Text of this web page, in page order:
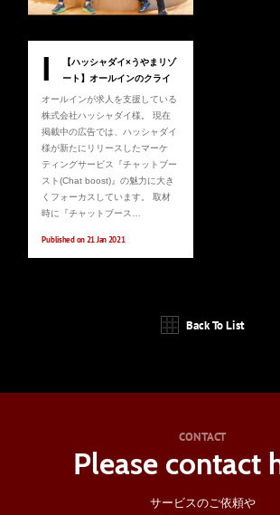
I
【ハッシャダイ×うやまリゾ
ート】オールインのクライ
アント間で生まれるシナジ
ー
オールインが求人を支援している
株式会社ハッシャダイ様。 現在
掲載中の広告では、ハッシャダイ
様が新たにリリースしたマーケ
ティングサービス『チャットブー
スト(Chat boost)』の魅力に大き
くフォーカスしています。 取材
時に『チャットブース…
Published on 21 Jan 2021
Back To List
CONTACT
Please contact
サービスのご依頼や